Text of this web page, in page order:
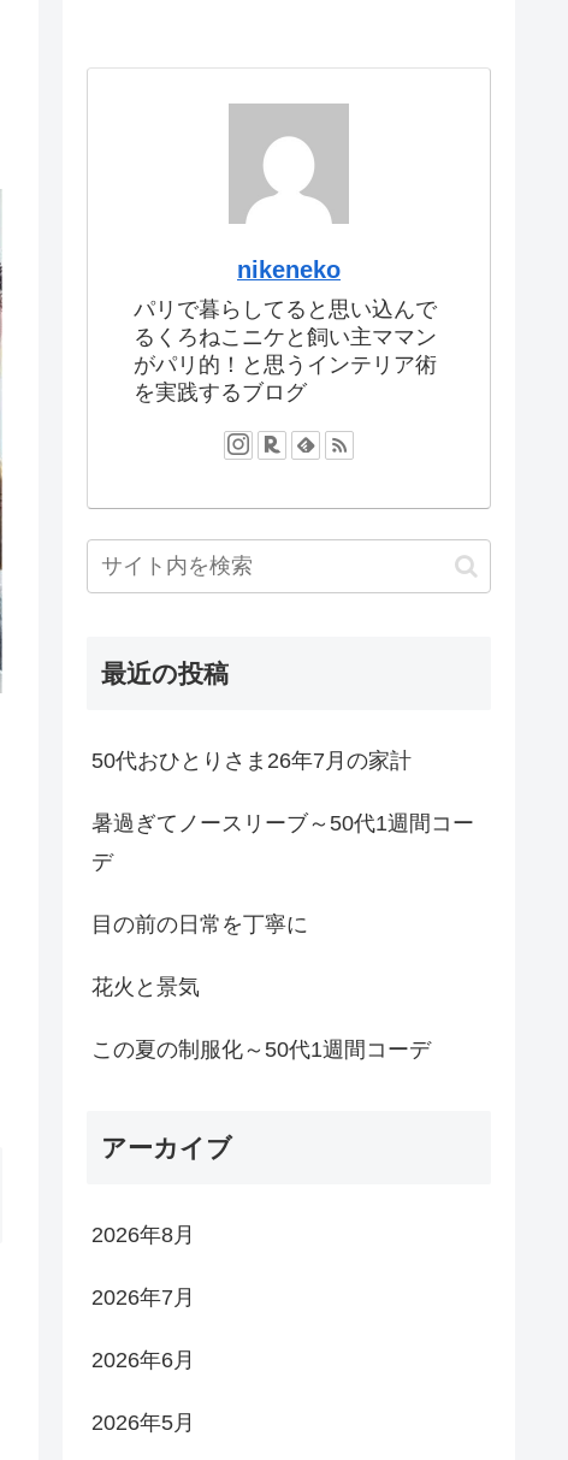
nikeneko
パリで暮らしてると思い込んで
るくろねこニケと飼い主ママン
がパリ的！と思うインテリア術
を実践するブログ
最近の投稿
50代おひとりさま26年7月の家計
暑過ぎてノースリーブ～50代1週間コー
デ
目の前の日常を丁寧に
花火と景気
この夏の制服化～50代1週間コーデ
アーカイブ
2026年8月
2026年7月
2026年6月
2026年5月